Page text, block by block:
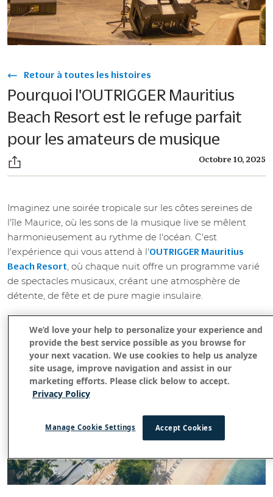
Retour à toutes les histoires
Pourquoi l'OUTRIGGER Mauritius
Beach Resort est le refuge parfait
pour les amateurs de musique
Octobre 10, 2025
Imaginez une soirée tropicale sur les côtes sereines de
l'île Maurice, où les sons de la musique live se mêlent
harmonieusement au rythme de l'océan. C'est
l'expérience qui vous attend à l'OUTRIGGER Mauritius
Beach Resort, où chaque nuit offre un programme varié
de spectacles musicaux, créant une atmosphère de
détente, de fête et de pure magie insulaire.
Une escapade insulaire harmonieuse
We’d love your help to personalize your experience and
provide the best service possible as you browse for
your next vacation. We use cookies to help us analyze
site usage, improve navigation and assist in our
marketing efforts. Please click below to accept.
Privacy Policy
Accept Cookies
Manage Cookie Settings